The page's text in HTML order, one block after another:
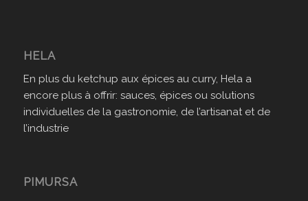
HELA
En plus du ketchup aux épices au curry, Hela a
encore plus à offrir: sauces, épices ou solutions
individuelles de la gastronomie, de l’artisanat et de
l’industrie
PIMURSA